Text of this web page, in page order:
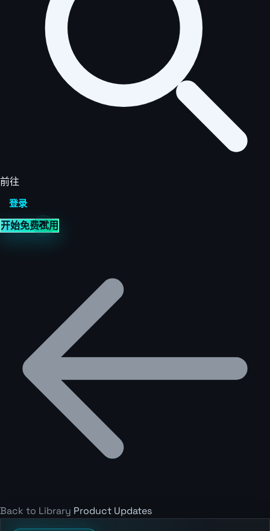
前往
登录
开始免费试用
Back to Library Product Updates